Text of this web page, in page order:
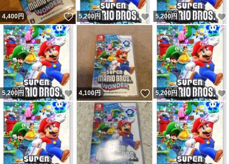
4,400円 いいね！
5,200 円 いいね！
5,200 円
5,200 円 いいね！
4,100円 いいね！
5,200 円